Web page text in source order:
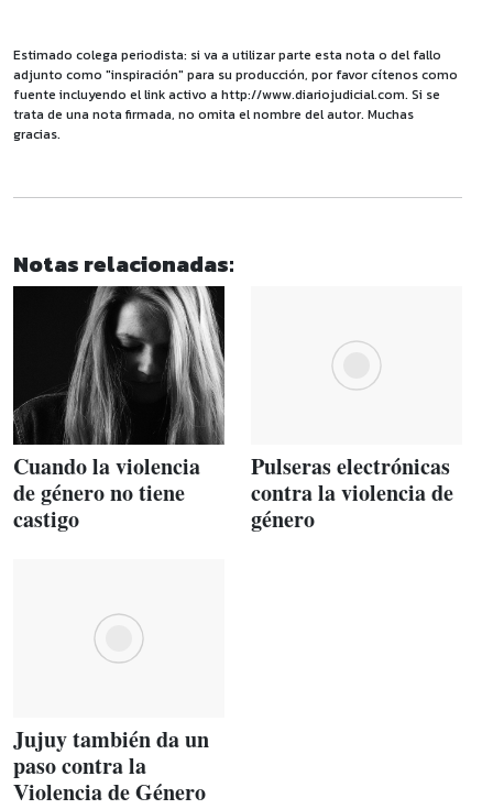
Estimado colega periodista: si va a utilizar parte esta nota o del fallo
adjunto como "inspiración" para su producción, por favor cítenos como
fuente incluyendo el link activo a http://www.diariojudicial.com. Si se
trata de una nota firmada, no omita el nombre del autor. Muchas
gracias.
Notas relacionadas:
Cuando la violencia
de género no tiene
castigo
Pulseras electrónicas
contra la violencia de
género
Jujuy también da un
paso contra la
Violencia de Género